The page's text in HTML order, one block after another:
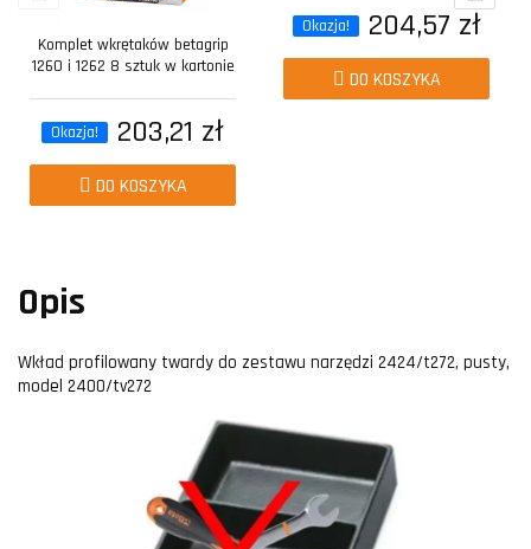
Komplet wkrętaków betagrip
1260 i 1262 8 sztuk w kartonie
Okazja! 203,21 zł
DO KOSZYKA
Okazja!
204,57 zł
DO KOSZYKA
Opis
Wkład profilowany twardy do zestawu narzędzi 2424/t272, pusty,
model 2400/tv272